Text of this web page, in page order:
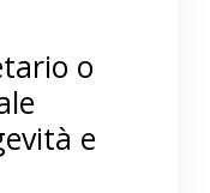
o
e